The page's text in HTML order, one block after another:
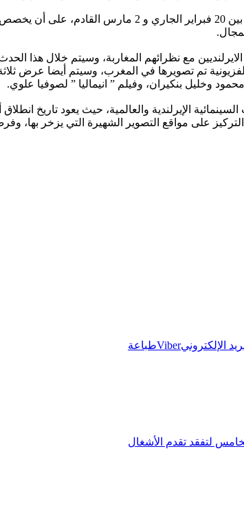
وخليل بنكيران، وفيلم ” انيماليا ” لصوفيا علوي.
على مواقع التصوير الشهيرة التي يزخر بها،
الإلكترونيViberطباعة
لتفقد تقدم الأشغال